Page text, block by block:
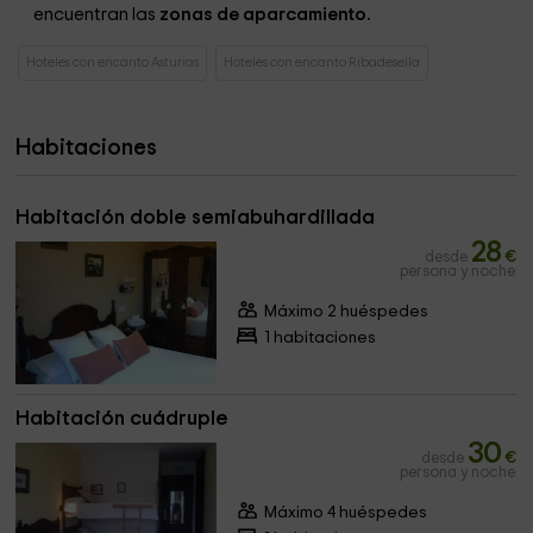
encuentran las zonas de aparcamiento.
Hoteles con encanto Asturias Hoteles con encanto Ribadesella
Habitaciones
Habitación doble semiabuhardillada
desde 28 €
persona y noche
Máximo 2 huéspedes
1 habitaciones
Habitación cuádruple
desde 30 €
persona y noche
Máximo 4 huéspedes